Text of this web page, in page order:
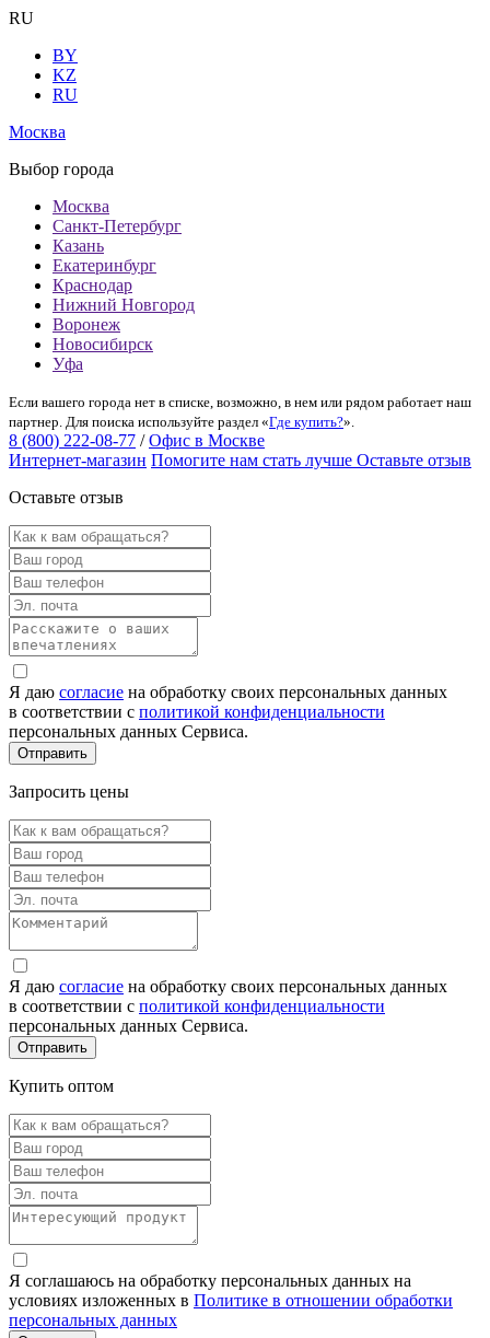
RU
BY
KZ
RU
Москва
Выбор города
Москва
Санкт-Петербург
Казань
Екатеринбург
Краснодар
Нижний Новгород
Воронеж
Новосибирск
Уфа
Если вашего города нет в списке, возможно, в нем или рядом работает наш
партнер. Для поиска используйте раздел «Где купить?».
8 (800) 222-08-77 / Офис в Москве
Интернет-магазин Помогите нам стать лучше Оставьте отзыв
Оставьте отзыв
Я даю согласие на обработку своих персональных данных
в соответствии с политикой конфиденциальности
персональных данных Сервиса.
Запросить цены
Я даю согласие на обработку своих персональных данных
в соответствии с политикой конфиденциальности
персональных данных Сервиса.
Купить оптом
Я соглашаюсь на обработку персональных данных на
условиях изложенных в Политике в отношении обработки
персональных данных